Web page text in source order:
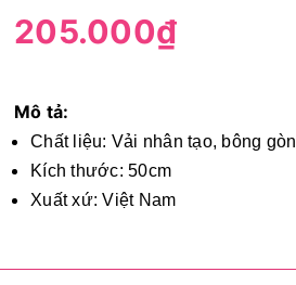
205.000₫
Mô tả:
Chất liệu: Vải nhân tạo, bông gòn
Kích thước: 50cm
Xuất xứ: Việt Nam